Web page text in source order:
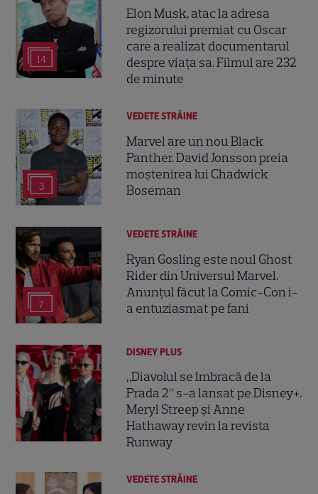
14
Elon Musk, atac la adresa
regizorului premiat cu Oscar
care a realizat documentarul
despre viața sa. Filmul are 232
de minute
3
VEDETE STRĂINE
Marvel are un nou Black
Panther. David Jonsson preia
moștenirea lui Chadwick
Boseman
7
VEDETE STRĂINE
Ryan Gosling este noul Ghost
Rider din Universul Marvel.
Anunțul făcut la Comic-Con i-
a entuziasmat pe fani
DISNEY PLUS
„Diavolul se îmbracă de la
Prada 2” s-a lansat pe Disney+.
Meryl Streep și Anne
Hathaway revin la revista
Runway
VEDETE STRĂINE